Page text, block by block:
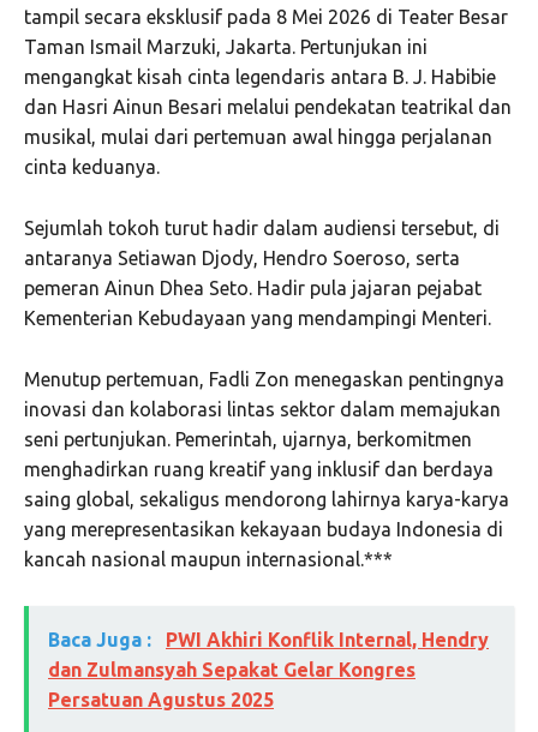
tampil secara eksklusif pada 8 Mei 2026 di Teater Besar
Taman Ismail Marzuki, Jakarta. Pertunjukan ini
mengangkat kisah cinta legendaris antara B. J. Habibie
dan Hasri Ainun Besari melalui pendekatan teatrikal dan
musikal, mulai dari pertemuan awal hingga perjalanan
cinta keduanya.
Sejumlah tokoh turut hadir dalam audiensi tersebut, di
antaranya Setiawan Djody, Hendro Soeroso, serta
pemeran Ainun Dhea Seto. Hadir pula jajaran pejabat
Kementerian Kebudayaan yang mendampingi Menteri.
Menutup pertemuan, Fadli Zon menegaskan pentingnya
inovasi dan kolaborasi lintas sektor dalam memajukan
seni pertunjukan. Pemerintah, ujarnya, berkomitmen
menghadirkan ruang kreatif yang inklusif dan berdaya
saing global, sekaligus mendorong lahirnya karya-karya
yang merepresentasikan kekayaan budaya Indonesia di
kancah nasional maupun internasional.***
Baca Juga :
PWI Akhiri Konflik Internal, Hendry
dan Zulmansyah Sepakat Gelar Kongres
Persatuan Agustus 2025